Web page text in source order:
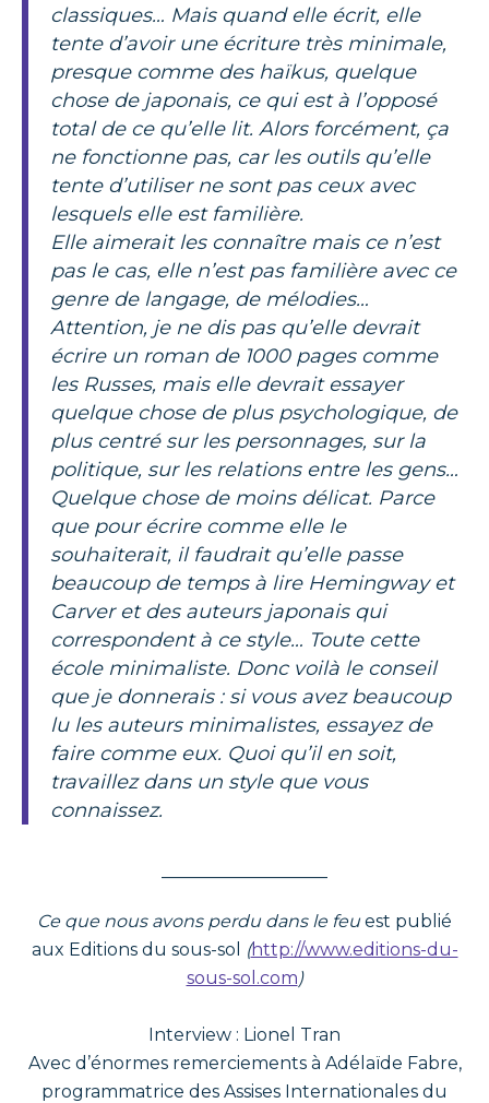
classiques… Mais quand elle écrit, elle
tente d’avoir une écriture très minimale,
presque comme des haïkus, quelque
chose de japonais, ce qui est à l’opposé
total de ce qu’elle lit. Alors forcément, ça
ne fonctionne pas, car les outils qu’elle
tente d’utiliser ne sont pas ceux avec
lesquels elle est familière.
Elle aimerait les connaître mais ce n’est
pas le cas, elle n’est pas familière avec ce
genre de langage, de mélodies…
Attention, je ne dis pas qu’elle devrait
écrire un roman de 1000 pages comme
les Russes, mais elle devrait essayer
quelque chose de plus psychologique, de
plus centré sur les personnages, sur la
politique, sur les relations entre les gens…
Quelque chose de moins délicat. Parce
que pour écrire comme elle le
souhaiterait, il faudrait qu’elle passe
beaucoup de temps à lire Hemingway et
Carver et des auteurs japonais qui
correspondent à ce style… Toute cette
école minimaliste. Donc voilà le conseil
que je donnerais : si vous avez beaucoup
lu les auteurs minimalistes, essayez de
faire comme eux. Quoi qu’il en soit,
travaillez dans un style que vous
connaissez.
Ce que nous avons perdu dans le feu est publié
aux Editions du sous-sol
(http://www.editions-du-
sous-sol.com)
Interview : Lionel Tran
Avec d’énormes remerciements à Adélaïde Fabre,
programmatrice des Assises Internationales du